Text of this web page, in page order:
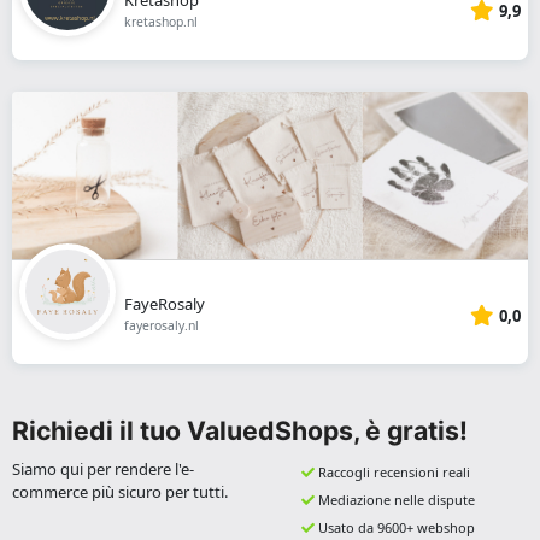
kretashop.nl 9,9
FayeRosaly
fayerosaly.nl 0,0
Richiedi il tuo ValuedShops, è gratis!
Siamo qui per rendere l'e-
commerce più sicuro per tutti.
Raccogli recensioni reali
Mediazione nelle dispute
Usato da 9600+ webshop